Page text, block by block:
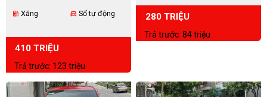
ev_station Xăng directions_car Số tự động
410 TRIỆU
Trả trước: 123 triệu
280 TRIỆU
Trả trước: 84 triệu